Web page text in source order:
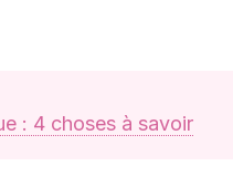
: 4 choses à savoir